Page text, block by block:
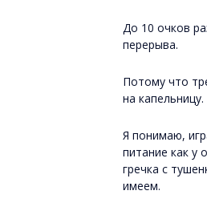
До 10 очков
перерыва.
Потому что
на капельницу.
Я понимаю,
питание как у
гречка с
имеем.